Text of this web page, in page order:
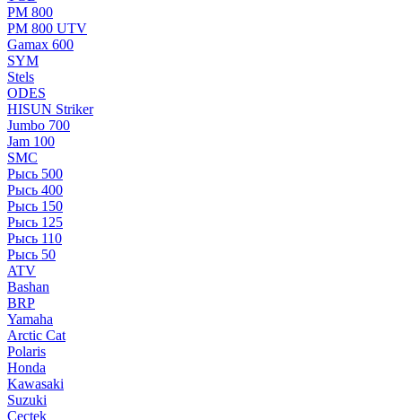
РМ 800
РМ 800 UTV
Gamax 600
SYM
Stels
ОDЕS
HISUN Striker
Jumbo 700
Jam 100
SMC
Рысь 500
Рысь 400
Рысь 150
Рысь 125
Рысь 110
Рысь 50
ATV
Bashan
BRP
Yamaha
Arctic Cat
Polaris
Honda
Kawasaki
Suzuki
Cectek